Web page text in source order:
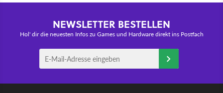
NEWSLETTER BESTELLEN
Hol' dir die neuesten Infos zu Games und Hardware direkt ins Postfach